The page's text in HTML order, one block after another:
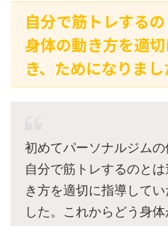
自分で筋トレする
身体の動き方を適
き、ためになりまし
初めてパーソナルジムの
自分で筋トレするのと
き方を適切に指導して
した。これからどう身